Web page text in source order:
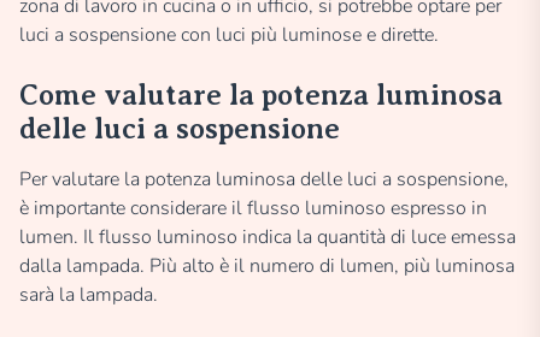
zona di lavoro in cucina o in ufficio, si potrebbe optare per
luci a sospensione con luci più luminose e dirette.
Come valutare la potenza luminosa
delle luci a sospensione
Per valutare la potenza luminosa delle luci a sospensione,
è importante considerare il flusso luminoso espresso in
lumen. Il flusso luminoso indica la quantità di luce emessa
dalla lampada. Più alto è il numero di lumen, più luminosa
sarà la lampada.